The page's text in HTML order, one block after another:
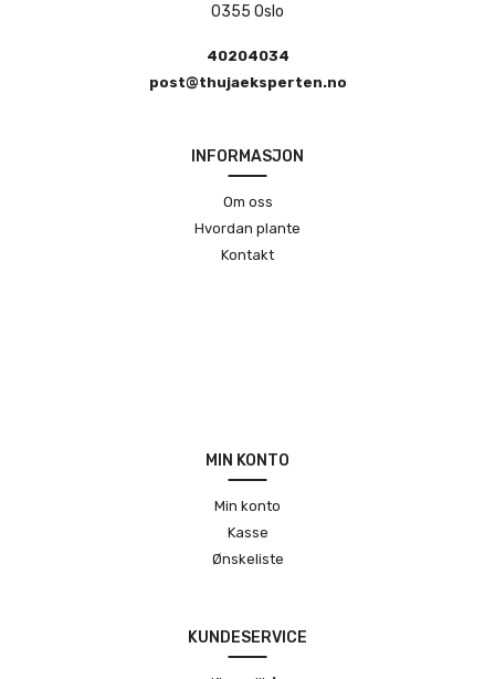
0355 Oslo
40204034
post@thujaeksperten.no
INFORMASJON
Om oss
Hvordan plante
Kontakt
MIN KONTO
Min konto
Kasse
Ønskeliste
KUNDESERVICE